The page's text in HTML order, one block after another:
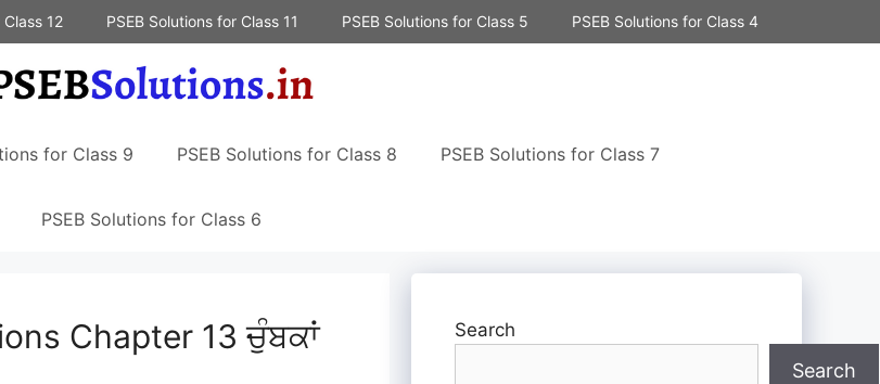
12 PSEB Solutions for Class 11 PSEB Solutions for Class 5 PSEB Solutions for Class 4
for Class 9 PSEB Solutions for Class 8 PSEB Solutions for Class 7
PSEB Solutions for Class 6
Chapter 13 ਚੁੰਬਕਾਂ
Search
Search